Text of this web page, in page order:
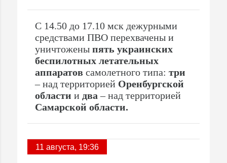
С 14.50 до 17.10 мск дежурными
средствами ПВО перехвачены и
уничтожены пять украинских
беспилотных летательных
аппаратов самолетного типа: три
– над территорией Оренбургской
области и два – над территорией
Самарской области.
11 августа, 19:36